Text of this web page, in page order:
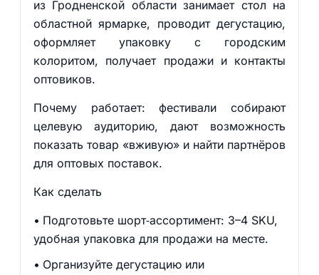
из Гродненской области занимает стол на
областной ярмарке, проводит дегустацию,
оформляет упаковку с городским
колоритом, получает продажи и контакты
оптовиков.
Почему работает: фестивали собирают
целевую аудиторию, дают возможность
показать товар «вживую» и найти партнёров
для оптовых поставок.
Как сделать
Подготовьте шорт‑ассортимент: 3–4 SKU,
удобная упаковка для продажи на месте.
Организуйте дегустацию или